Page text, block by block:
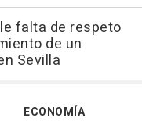
falta de respeto
de un
Sevilla
ECONOMÍA